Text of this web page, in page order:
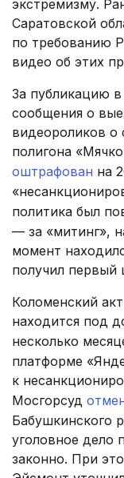
экстремизму.
Саратовской
по требованию
видео об этих
За публикацию
сообщения о
видеороликов о
полигона
оштрафован на
политика был
— за «митинг»,
момент
получил первый
Коломенский
находится под
несколько
платформе
к
Мосгорсуд
Бабушкинского
уголовное дело
законно. При